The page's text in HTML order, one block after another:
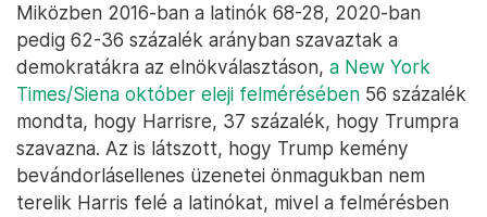
Miközben 2016-ban a latinók 68-28, 2020-ban
pedig 62-36 százalék arányban szavaztak a
demokratákra az elnökválasztáson, a New York
Times/Siena október eleji felmérésében 56 százalék
mondta, hogy Harrisre, 37 százalék, hogy Trumpra
szavazna. Az is látszott, hogy Trump kemény
bevándorlásellenes üzenetei önmagukban nem
terelik Harris felé a latinókat, mivel a felmérésben